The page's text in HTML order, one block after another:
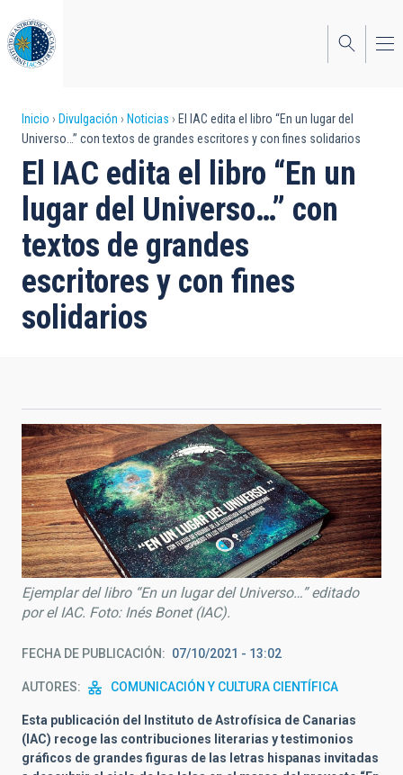
al
contenido
principal
Sobrescribir
enlaces
de
ayuda
a
la
navegación
Inicio Divulgación Noticias
El IAC edita el libro “En un lugar del
Universo…” con textos de grandes escritores y con fines solidarios
El IAC edita el libro “En un
lugar del Universo…” con
textos de grandes
escritores y con fines
solidarios
Ejemplar del libro “En un lugar del Universo…” editado
por el IAC. Foto: Inés Bonet (IAC).
FECHA DE PUBLICACIÓN 07/10/2021 - 13:02
AUTORES COMUNICACIÓN Y CULTURA CIENTÍFICA
Esta publicación del Instituto de Astrofísica de Canarias
(IAC) recoge las contribuciones literarias y testimonios
gráficos de grandes figuras de las letras hispanas invitadas